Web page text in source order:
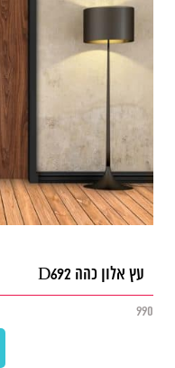
עץ אלון כהה D692
990